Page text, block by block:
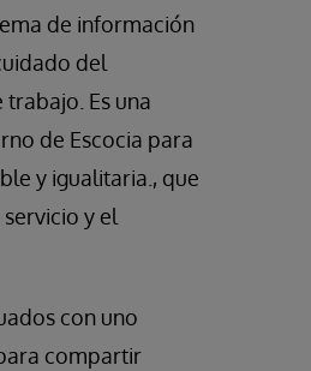
de información
del
Es una
de Escocia para
y igualitaria., que
y el
con uno
compartir